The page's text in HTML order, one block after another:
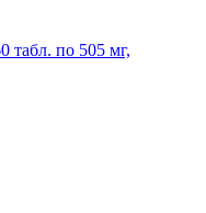
по 505 мг,